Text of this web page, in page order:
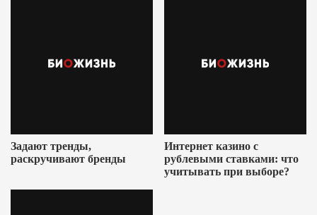
Задают тренды,
раскручивают бренды
Интернет казино с
рублевыми ставками: что
учитывать при выборе?